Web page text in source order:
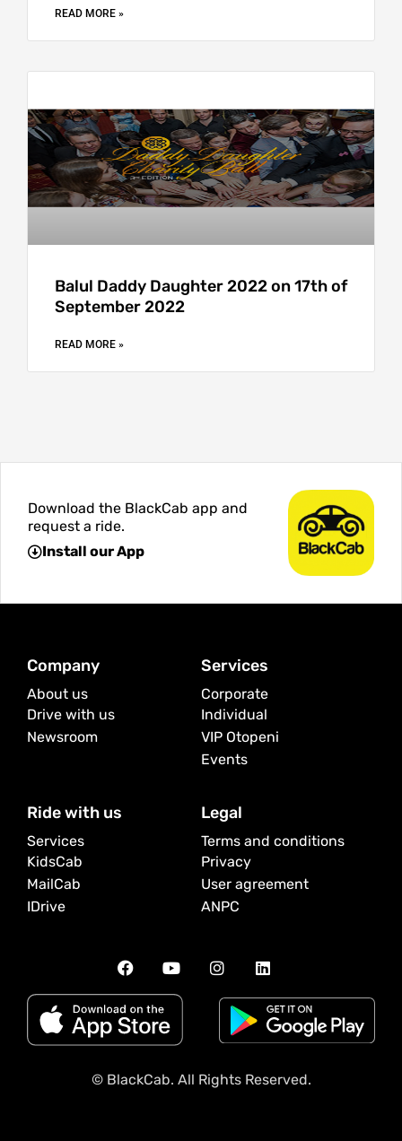
READ MORE »
Balul Daddy Daughter 2022 on 17th of
September 2022
READ MORE »
Download the BlackCab app and
request a ride.
Install our App
Company
About us
Drive with us
Newsroom
Services
Corporate
Individual
VIP Otopeni
Events
Ride with us
Services
KidsCab
MailCab
IDrive
Legal
Terms and conditions
Privacy
User agreement
ANPC
© BlackCab. All Rights Reserved.